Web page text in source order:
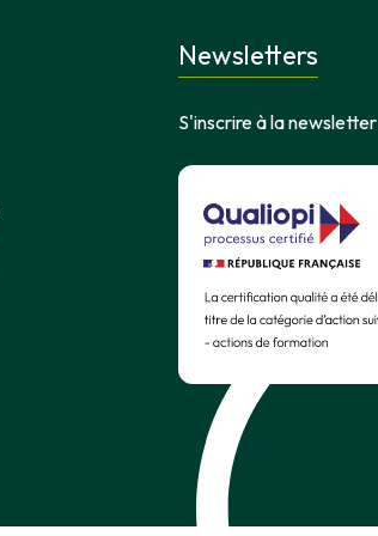
Newsletters
S'inscrire à la newsletter